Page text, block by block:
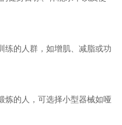
练的人群，如增肌、减脂或功
炼的人，可选择小型器械如哑